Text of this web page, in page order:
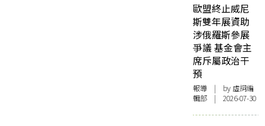
歐盟終止威尼
斯雙年展資助
涉俄羅斯參展
爭議 基金會主
席斥屬政治干
預
報導 | by 虛詞編
輯部 | 2026-07-30